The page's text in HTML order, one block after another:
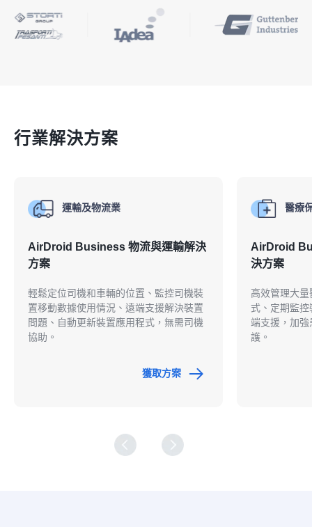
行業解決方案
運輸及物流業
AirDroid Business 物流與運輸解決
方案
輕鬆定位司機和車輛的位置、監控司機裝
置移動數據使用情況、遠端支援解決裝置
問題、自動更新裝置應用程式，無需司機
協助。
獲取方案
醫療
AirDroid
決方案
高效管理大
式、定期監
端支援，加
護。